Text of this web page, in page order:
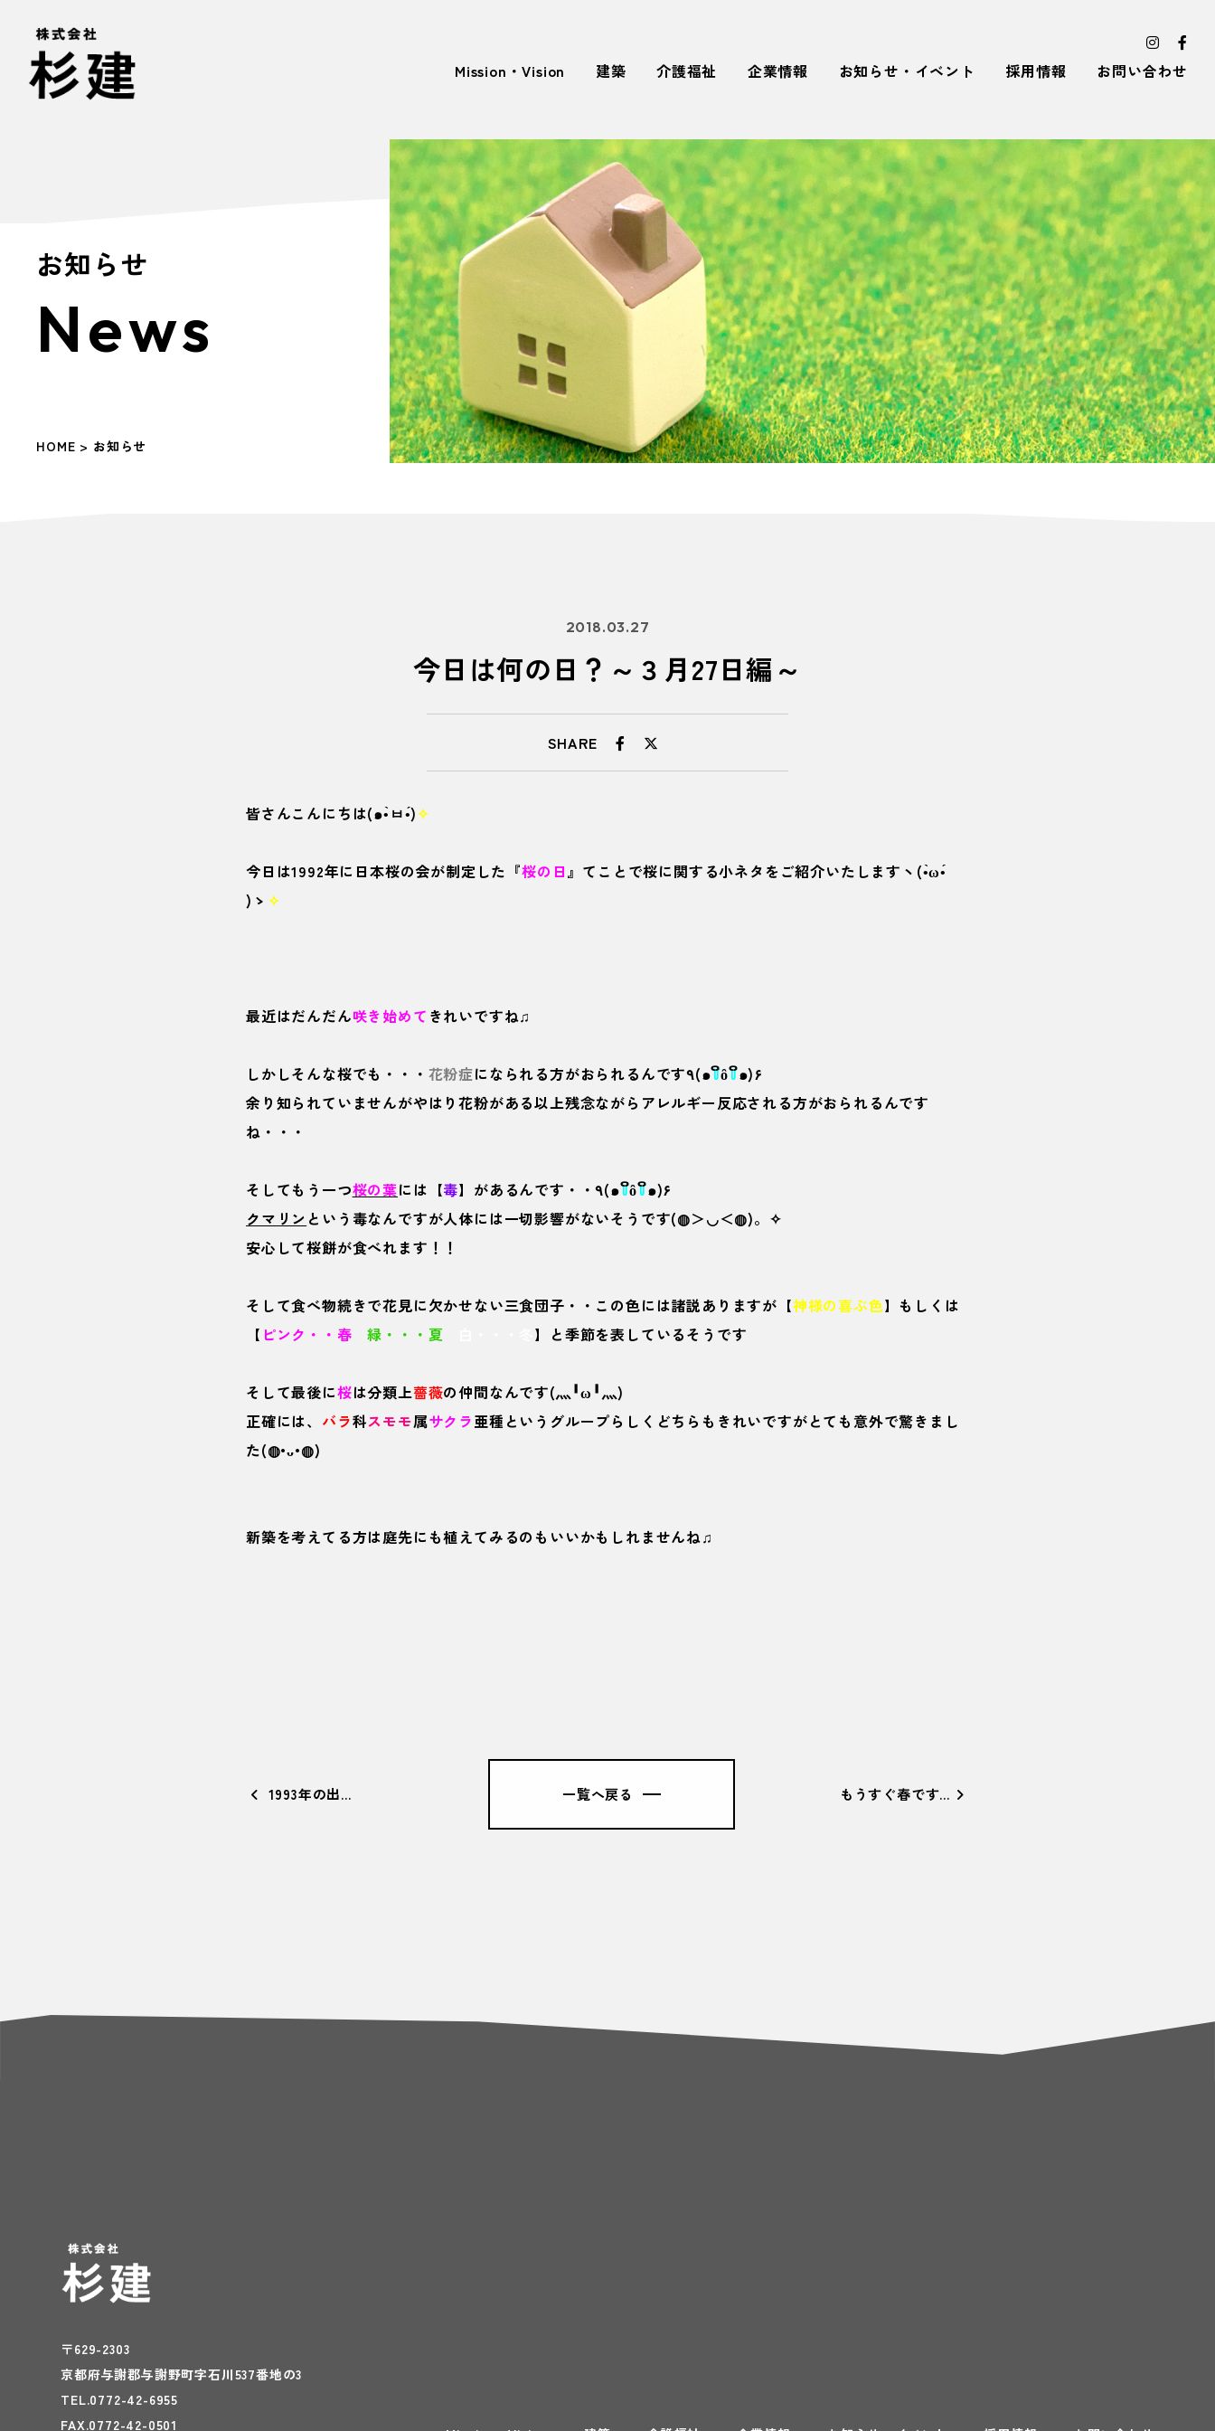
Mission・Vision 建築 介護福祉 企業情報 お知らせ・イベント 採用情報 お問い合わせ
お知らせ
News
HOME > お知らせ
2018.03.27
今日は何の日？～３月27日編～
SHARE
皆さんこんにちは(๑•̀ㅂ•́)✧
今日は1992年に日本桜の会が制定した『桜の日』てことで桜に関する小ネタをご紹介いたしますヽ(•̀ω•́
)ゝ ✧
最近はだんだん咲き始めて きれいですね♫
しかしそんな桜でも・・・ 花粉症 になられる方がおられるんです٩(๑꒦ິȏ꒦ິ๑)۶
余り知られていませんがやはり花粉がある以上残念ながらアレルギー反応される方がおられるんです
ね・・・
そしてもう一つ桜の葉には【毒 】があるんです・・٩(๑꒦ິȏ꒦ິ๑)۶
クマリン という毒なんですが人体には一切影響がないそうです(◍＞◡＜◍)。✧
安心して桜餅が食べれます！！
そして食べ物続きで花見に欠かせない三食団子・・この色には諸説ありますが【神様の喜ぶ色】もしくは
【 ピンク・・春 緑・・・夏 】と季節を表しているそうです
そして最後に桜は分類上薔薇の仲間なんです(灬╹ω╹灬)
正確には、 バラ科スモモ属サクラ亜種 というグループらしくどちらもきれいですがとても意外で驚きまし
た(◍•ᴗ•◍)
新築を考えてる方は庭先にも植えてみるのもいいかもしれませんね♫
1993年の出… もうすぐ春です…
一覧へ戻る
〒629-2303
京都府与謝郡与謝野町字石川537番地の3
TEL.0772-42-6955
FAX.0772-42-0501